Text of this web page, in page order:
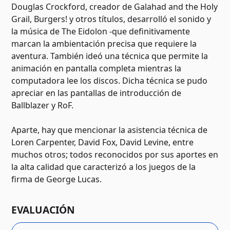
Douglas Crockford, creador de Galahad and the Holy
Grail, Burgers! y otros títulos, desarrolló el sonido y
la música de The Eidolon -que definitivamente
marcan la ambientación precisa que requiere la
aventura. También ideó una técnica que permite la
animación en pantalla completa mientras la
computadora lee los discos. Dicha técnica se pudo
apreciar en las pantallas de introducción de
Ballblazer y RoF.
Aparte, hay que mencionar la asistencia técnica de
Loren Carpenter, David Fox, David Levine, entre
muchos otros; todos reconocidos por sus aportes en
la alta calidad que caracterizó a los juegos de la
firma de George Lucas.
EVALUACIÓN